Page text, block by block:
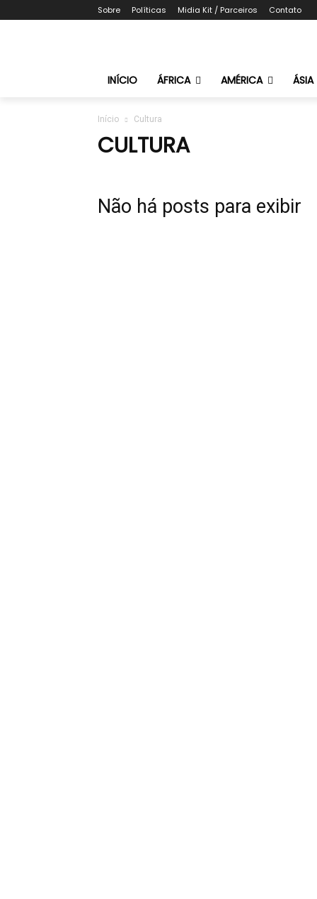
Sobre Políticas Midia Kit / Parceiros Contato
INÍCIO ÁFRICA AMÉRICA ÁSIA
Início Cultura
CULTURA
Não há posts para exibir